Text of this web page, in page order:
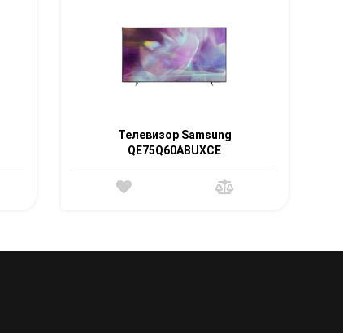
Телевизор Samsung
QE75Q60ABUXCE